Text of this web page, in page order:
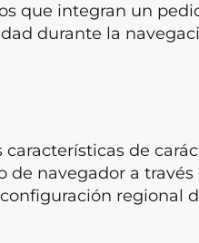
que integran un
durante la
de
navegador a través
regional